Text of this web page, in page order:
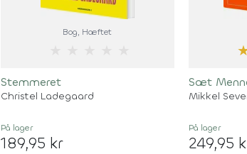
Bog, Hæftet
Stemmeret
Christel Ladegaard
På lager
189,95 kr
Sæt
Mikkel
På lager
249,95